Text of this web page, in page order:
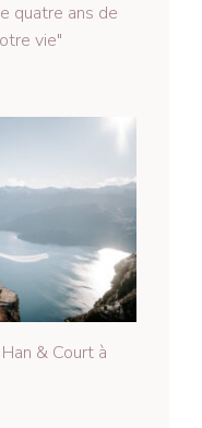
quatre ans de
vie"
& Court à